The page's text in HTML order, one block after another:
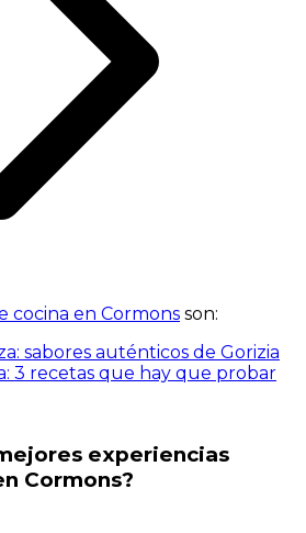
cocina en Cormons son:
sabores auténticos de Gorizia
3 recetas que hay que probar
experiencias
Cormons?